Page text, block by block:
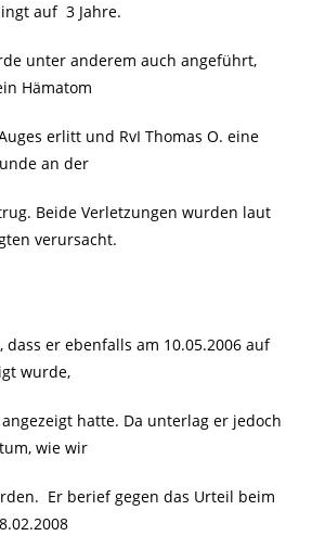
auf 3 Jahre.
unter anderem auch angeführt,
Hämatom
erlitt und RvI Thomas O. eine
an der
Beide Verletzungen wurden laut
verursacht.
er ebenfalls am 10.05.2006 auf
wurde,
hatte. Da unterlag er jedoch
wie wir
Er berief gegen das Urteil beim